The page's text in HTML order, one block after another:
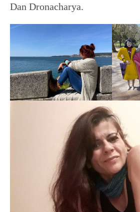
Dan Dronacharya.